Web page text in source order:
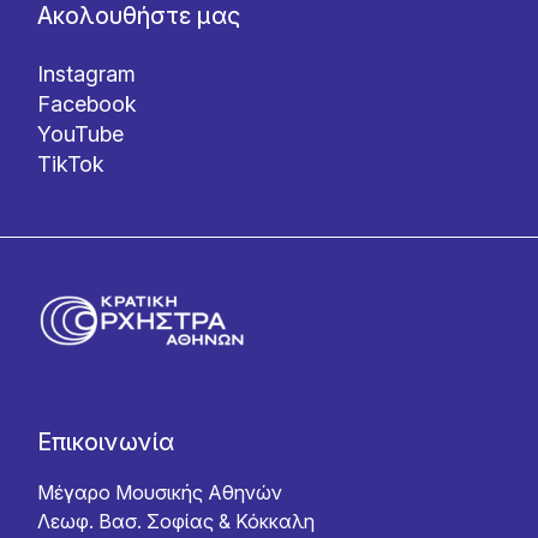
Ακολουθήστε μας
Instagram
Facebook
YouTube
TikTok
Επικοινωνία
Μέγαρο Μουσικής Αθηνών
Λεωφ. Βασ. Σοφίας & Κόκκαλη